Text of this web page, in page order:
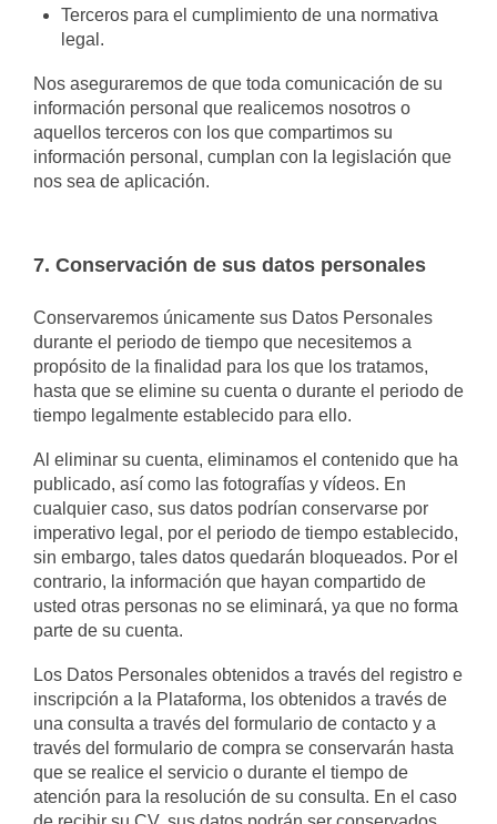
Terceros para el cumplimiento de una normativa
legal.
Nos aseguraremos de que toda comunicación de su
información personal que realicemos nosotros o
aquellos terceros con los que compartimos su
información personal, cumplan con la legislación que
nos sea de aplicación.
7. Conservación de sus datos personales
Conservaremos únicamente sus Datos Personales
durante el periodo de tiempo que necesitemos a
propósito de la finalidad para los que los tratamos,
hasta que se elimine su cuenta o durante el periodo de
tiempo legalmente establecido para ello.
Al eliminar su cuenta, eliminamos el contenido que ha
publicado, así como las fotografías y vídeos. En
cualquier caso, sus datos podrían conservarse por
imperativo legal, por el periodo de tiempo establecido,
sin embargo, tales datos quedarán bloqueados. Por el
contrario, la información que hayan compartido de
usted otras personas no se eliminará, ya que no forma
parte de su cuenta.
Los Datos Personales obtenidos a través del registro e
inscripción a la Plataforma, los obtenidos a través de
una consulta a través del formulario de contacto y a
través del formulario de compra se conservarán hasta
que se realice el servicio o durante el tiempo de
atención para la resolución de su consulta. En el caso